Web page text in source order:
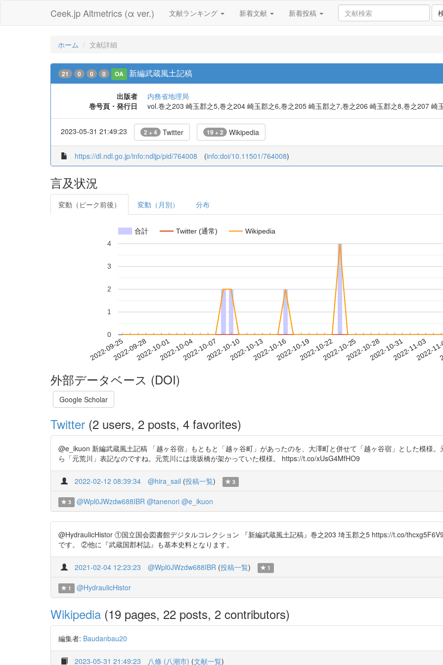
Ceek.jp Altmetrics (α ver.) 文献ランキング 新着文献 新着投稿
ホーム 文献詳細
21 0 0 0 OA 新編武蔵風土記稿
出版者
内務省地理局
巻号頁・発行日
vol.巻之203 崎玉郡之5,巻之204 崎玉郡之6,巻之205 崎玉郡之7,巻之206 崎玉郡之8,巻之207 崎
2023-05-31 21:49:23 2 + 4 Twitter 19 + 2 Wikipedia
https://dl.ndl.go.jp/info:ndljp/pid/764008 (info:doi/10.11501/764008)
言及状況
変動（ピーク前後） 変動（月別） 分布
合計 Twitter (通常) Wikipedia
2022-09-252022-09-282022-10-012022-10-042022-10-072022-10-102022-10-132022-10-162022-10-192022-10-222022-10-252022-10-282022-10-312022-11-03
2022-
0
1
2
3
4
外部データベース (DOI)
Google Scholar
Twitter (2 users, 2 posts, 4 favorites)
@e_ikuon 新編武蔵風土記稿 「越ヶ谷宿」もともと「越ヶ谷町」があったのを、大澤町と併せて「越ヶ谷宿」とした模様
ら「元荒川」表記なのですね。元荒川には境坂橋が架かっていた模様。 https://t.co/xUsG4MfHO9
2022-02-12 08:39:34 @hira_sail (投稿一覧) 3
3 @Wpl0JWzdw688IBR @tanenori @e_ikuon
@HydraulicHistor ①国立国会図書館デジタルコレクション 『新編武蔵風土記稿』巻之203 埼玉郡之5 https://t.co/
です。 ②他に『武蔵国郡村誌』も基本史料となります。
2021-02-04 12:23:23 @Wpl0JWzdw688IBR (投稿一覧) 1
1 @HydraulicHistor
Wikipedia (19 pages, 22 posts, 2 contributors)
編集者: Baudanbau20
2023-05-31 21:49:23 八條 (八潮市) (文献一覧)